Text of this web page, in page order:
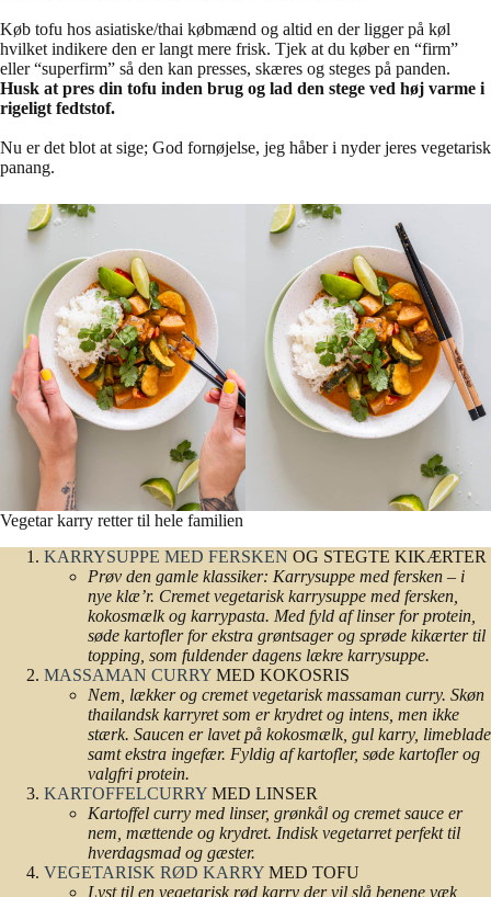
Køb tofu hos asiatiske/thai købmænd og altid en der ligger på køl
hvilket indikere den er langt mere frisk. Tjek at du køber en “firm”
eller “superfirm” så den kan presses, skæres og steges på panden.
Husk at pres din tofu inden brug og lad den stege ved høj varme i
rigeligt fedtstof.
Nu er det blot at sige; God fornøjelse, jeg håber i nyder jeres vegetarisk
panang.
Vegetar karry retter til hele familien
KARRYSUPPE MED FERSKEN OG STEGTE KIKÆRTER
Prøv den gamle klassiker: Karrysuppe med fersken – i
nye klæ’r. Cremet vegetarisk karrysuppe med fersken,
kokosmælk og karrypasta. Med fyld af linser for protein,
søde kartofler for ekstra grøntsager og sprøde kikærter til
topping, som fuldender dagens lækre karrysuppe.
MASSAMAN CURRY MED KOKOSRIS
Nem, lækker og cremet vegetarisk massaman curry. Skøn
thailandsk karryret som er krydret og intens, men ikke
stærk. Saucen er lavet på kokosmælk, gul karry, limeblade
samt ekstra ingefær. Fyldig af kartofler, søde kartofler og
valgfri protein.
KARTOFFELCURRY MED LINSER
Kartoffel curry med linser, grønkål og cremet sauce er
nem, mættende og krydret. Indisk vegetarret perfekt til
hverdagsmad og gæster.
VEGETARISK RØD KARRY MED TOFU
Lyst til en vegetarisk rød karry der vil slå benene væk